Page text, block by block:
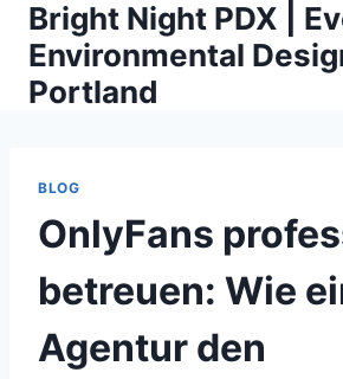
Skip
content
Bright Night PDX |
Environmental
Portland
BLOG
OnlyFans
betreuen: Wie
Agentur den